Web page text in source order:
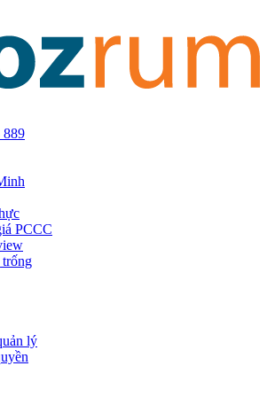
889
PCCC
trống
lý